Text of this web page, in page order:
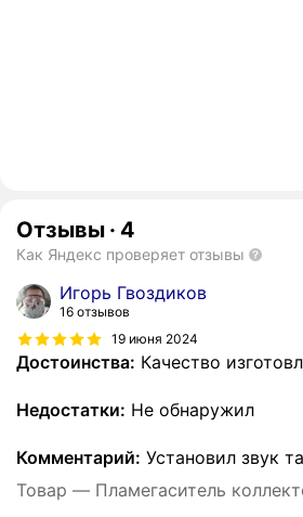
Отзывы · 4
Как Яндекс проверяет отзывы
Игорь Гвоздиков
16 отзывов
19 июня 2024
Достоинства: Качество
Недостатки: Не обнаружил
Комментарий: Установил звук
Товар — Пламегаситель